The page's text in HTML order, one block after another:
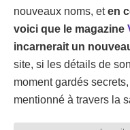
nouveaux noms, eten
voici que le magazine
incarnerait un
site, si les détails de
moment gardés
mentionné à travers la